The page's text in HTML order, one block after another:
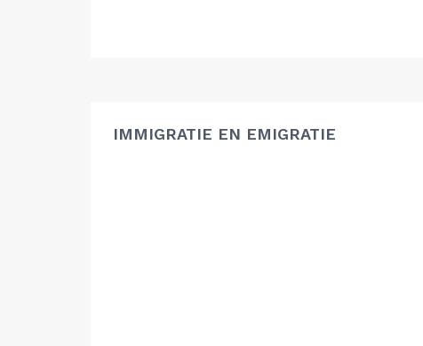
IMMIGRATIE EN EMIGRATIE